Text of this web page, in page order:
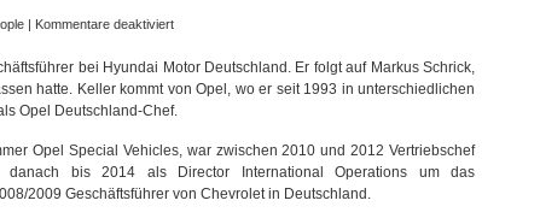
| Kommentare deaktiviertfür
Motor
Deutschland
bekommt
Sommer
einen
neuen
bei Hyundai Motor Deutschland. Er folgt auf Markus Schrick,
hatte. Keller kommt von Opel, wo er seit 1993 in unterschiedlichen
Opel Deutschland-Chef.
Opel Special Vehicles, war zwischen 2010 und 2012 Vertriebschef
bis 2014 als Director International Operations um das
2009 Geschäftsführer von Chevrolet in Deutschland.